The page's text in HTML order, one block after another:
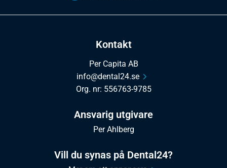
Kontakt
Per Capita AB
info@dental24.se
Org. nr: 556763-9785
Ansvarig utgivare
Per Ahlberg
Vill du synas på Dental24?